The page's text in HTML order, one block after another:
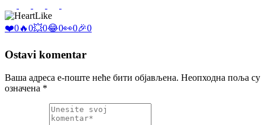
Like
❤️0🔥0💥0😂0👀0🎉0
Ostavi komentar
Ваша адреса е-поште неће бити објављена. Неопходна поља су
означена *